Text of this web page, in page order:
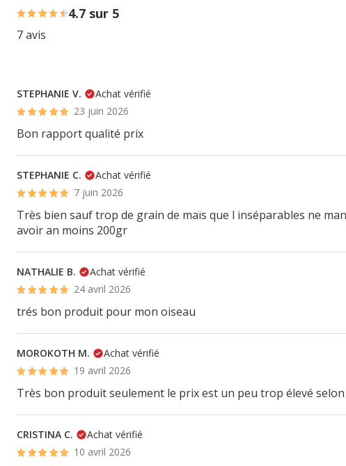
4.7 sur 5
7 avis
STEPHANIE V.
Achat vérifié
23 juin 2026
Bon rapport qualité prix
STEPHANIE C.
Achat vérifié
7 juin 2026
Très bien sauf trop de grain de maïs que l inséparables ne
avoir an moins 200gr
NATHALIE B.
Achat vérifié
24 avril 2026
trés bon produit pour mon oiseau
MOROKOTH M.
Achat vérifié
19 avril 2026
Très bon produit seulement le prix est un peu trop élevé
CRISTINA C.
Achat vérifié
10 avril 2026